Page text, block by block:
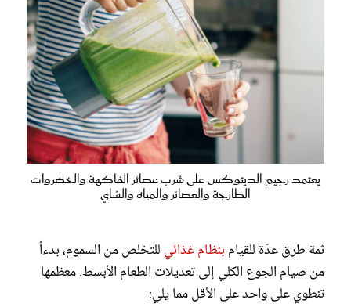
يعتمد رجيم الديتوكس على شرب عصائر الفاكهة والخضروات
الطازجة والعصائر والمياه والشاي
ثمة طرق عدّة للقيام بنظام غذائي للتخلص من السموم، بدءاً
من صيام الجوع الكلي إلى تعديلات الطعام الأبسط. معظمها
تنطوي على واحد على الأقل مما يلي: